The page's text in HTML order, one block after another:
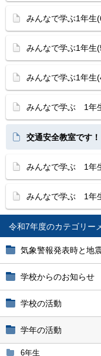
令和7年度
気象警報発表時と地
学校からのお知らせ
学校の活動
学年の活動
6年生
みんなで学ぶ1年生
みんなで学ぶ1年生
みんなで学ぶ1年生
みんなで学ぶ 1年
交通安全教室です！
みんなで学ぶ 1年
みんなで学ぶ 1年